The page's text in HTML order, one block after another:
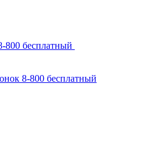
800 бесплатный
8-800 бесплатный